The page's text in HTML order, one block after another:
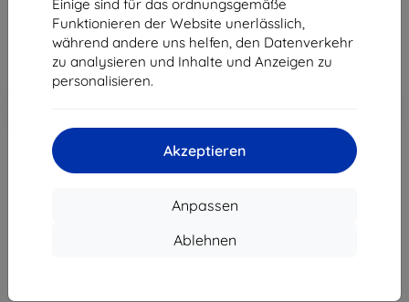
Einige sind für das ordnungsgemäße
Funktionieren der Website unerlässlich,
während andere uns helfen, den Datenverkehr
zu analysieren und Inhalte und Anzeigen zu
personalisieren.
Akzeptieren
Anpassen
Ablehnen
129,51 €
ohne MWSt 108,83 €